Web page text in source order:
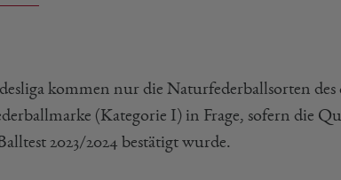
kommen nur die Naturfederballsorten
(Kategorie I) in Frage, sofern die
2023/2024 bestätigt wurde.